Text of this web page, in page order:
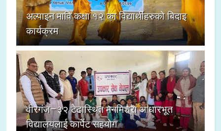
अल्पाइन मावि कक्षा १२ का विद्यार्थीहरुको बिदाइ
कार्यक्रम
वीरगंज–३२ टेढास्थित मनमिश्रा आधारभूत
विद्यालयलाई कार्पेट सहयोग